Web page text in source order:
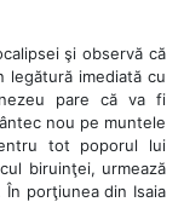
şi observă că
imediată cu
pare că va fi
nou pe muntele
tot poporul lui
biruinţei, urmează
porţiunea din Isaia